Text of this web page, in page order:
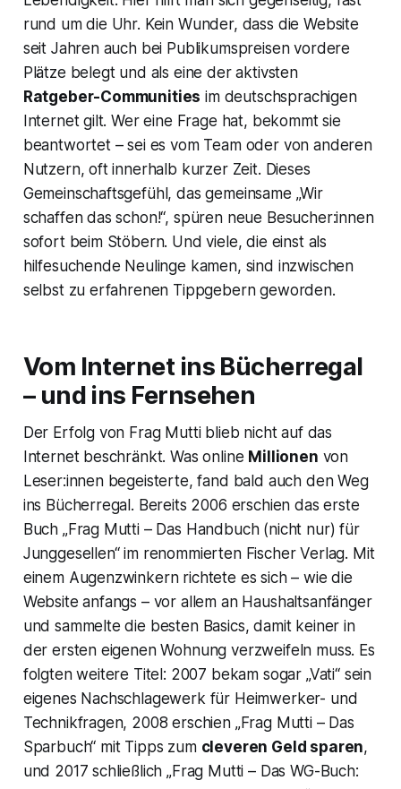
rund um die Uhr. Kein Wunder, dass die Website
seit Jahren auch bei Publikumspreisen vordere
Plätze belegt und als eine der aktivsten
Ratgeber-Communities im deutschsprachigen
Internet gilt. Wer eine Frage hat, bekommt sie
beantwortet – sei es vom Team oder von anderen
Nutzern, oft innerhalb kurzer Zeit. Dieses
Gemeinschaftsgefühl, das gemeinsame „Wir
schaffen das schon!“, spüren neue Besucher:innen
sofort beim Stöbern. Und viele, die einst als
hilfesuchende Neulinge kamen, sind inzwischen
selbst zu erfahrenen Tippgebern geworden.
Vom Internetins Bücherregal
– und ins Fernsehen
Der Erfolg von Frag Mutti blieb nicht auf das
Internet beschränkt. Was online Millionen von
Leser:innen begeisterte, fand bald auch den Weg
ins Bücherregal. Bereits 2006 erschien das erste
Buch „Frag Mutti – Das Handbuch (nicht nur) für
Junggesellen“ im renommierten Fischer Verlag. Mit
einem Augenzwinkern richtete es sich – wie die
Website anfangs – vor allem an Haushaltsanfänger
und sammelte die besten Basics, damit keiner in
der ersten eigenen Wohnung verzweifeln muss. Es
folgten weitere Titel: 2007 bekam sogar „Vati“ sein
eigenes Nachschlagewerk für Heimwerker- und
Technikfragen, 2008 erschien „Frag Mutti – Das
Sparbuch“ mit Tipps zum cleveren Geld sparen,
und 2017 schließlich „Frag Mutti – Das WG-Buch: